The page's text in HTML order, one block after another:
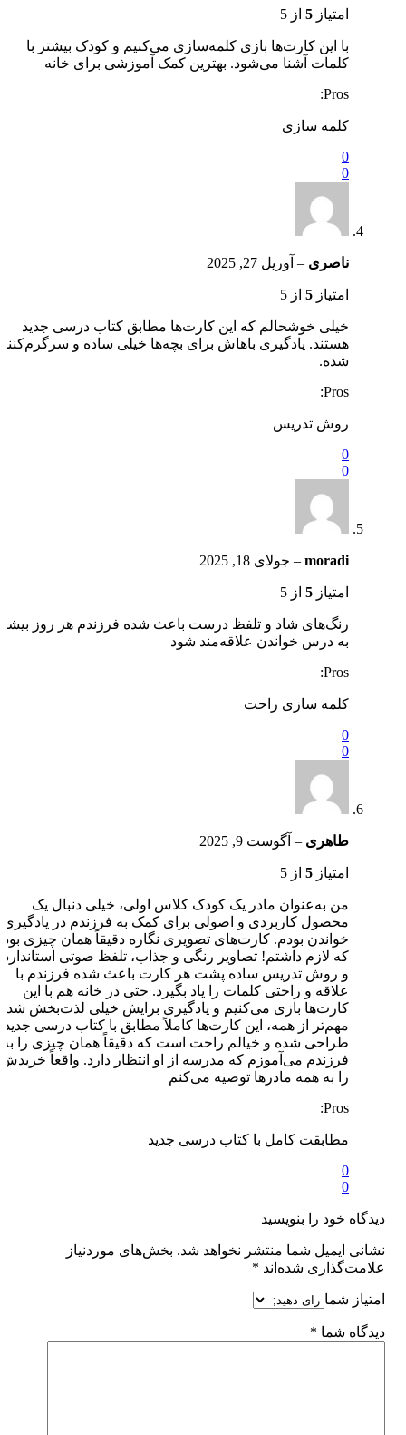
امتیاز 5 از 5
با این کارت‌ها بازی کلمه‌سازی می‌کنیم و کودک بیشتر با
کلمات آشنا می‌شود. بهترین کمک آموزشی برای خانه
Pros:
کلمه سازی
0
0
ناصری – آوریل 27, 2025
امتیاز 5 از 5
خیلی خوشحالم که این کارت‌ها مطابق کتاب درسی جدید
هستند. یادگیری باهاش برای بچه‌ها خیلی ساده و
شده.
Pros:
روش تدریس
0
0
moradi
– جولای 18, 2025
امتیاز 5 از 5
رنگ‌های شاد و تلفظ درست باعث شده فرزندم هر روز
به درس خواندن علاقه‌مند شود
Pros:
کلمه سازی راحت
0
0
طاهری – آگوست 9, 2025
امتیاز 5 از 5
من به‌عنوان مادر یک کودک کلاس اولی، خیلی دنبال یک
محصول کاربردی و اصولی برای کمک به فرزندم در یادگیری
خواندن بودم. کارت‌های تصویری نگاره دقیقاً همان چیزی بود
که لازم داشتم! تصاویر رنگی و جذاب، تلفظ صوتی استاندارد
و روش تدریس ساده پشت هر کارت باعث شده فرزندم با
علاقه و راحتی کلمات را یاد بگیرد. حتی در خانه هم با این
کارت‌ها بازی می‌کنیم و یادگیری برایش خیلی لذت‌بخش
مهم‌تر از همه، این کارت‌ها کاملاً مطابق با کتاب درسی جدید
طراحی شده و خیالم راحت است که دقیقاً همان چیزی را به
فرزندم می‌آموزم که مدرسه از او انتظار دارد. واقعاً خریدش
را به همه مادرها توصیه می‌کنم
Pros:
مطابقت کامل با کتاب درسی جدید
0
0
دیدگاه خود را بنویسید
نشانی ایمیل شما منتشر نخواهد شد. بخش‌های موردنیاز
علامت‌گذاری شده‌اند *
امتیاز شما
دیدگاه شما *